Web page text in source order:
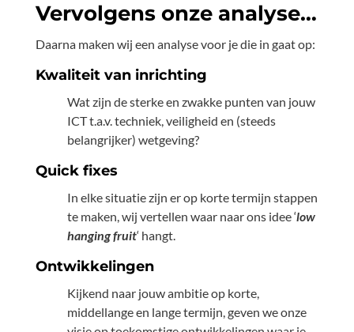
Vervolgens onze analyse…
Daarna maken wij een analyse voor je die in gaat op:
Kwaliteit van inrichting
Wat zijn de sterke en zwakke punten van jouw
ICT t.a.v. techniek, veiligheid en (steeds
belangrijker) wetgeving?
Quick fixes
In elke situatie zijn er op korte termijn stappen
te maken, wij vertellen waar naar ons idee ‘low
hanging fruit‘ hangt.
Ontwikkelingen
Kijkend naar jouw ambitie op korte,
middellange en lange termijn, geven we onze